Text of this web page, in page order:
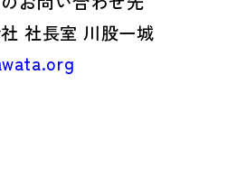
社長室 川股一城